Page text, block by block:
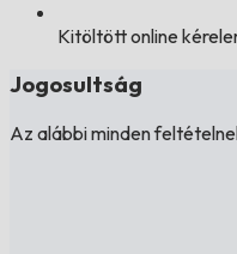
Kitöltött online
Jogosultság
Az alábbi minden